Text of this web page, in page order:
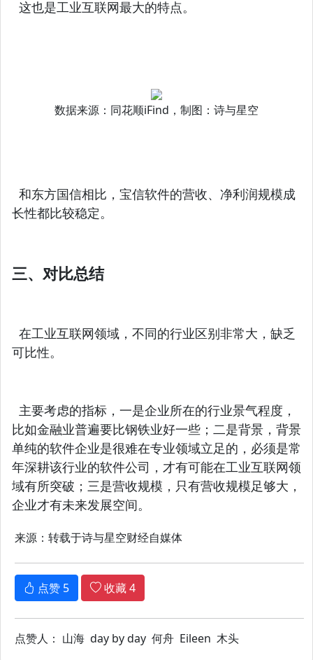
这也是工业互联网最大的特点。
数据来源：同花顺iFind，制图：诗与星空
和东方国信相比，宝信软件的营收、净利润规模成
长性都比较稳定。
三、对比总结
在工业互联网领域，不同的行业区别非常大，缺乏
可比性。
主要考虑的指标，一是企业所在的行业景气程度，
比如金融业普遍要比钢铁业好一些；二是背景，背景
单纯的软件企业是很难在专业领域立足的，必须是常
年深耕该行业的软件公司，才有可能在工业互联网领
域有所突破；三是营收规模，只有营收规模足够大，
企业才有未来发展空间。
来源：转载于诗与星空财经自媒体
点赞 5 收藏4
点赞人： 山海 day by day 何舟 Eileen 木头